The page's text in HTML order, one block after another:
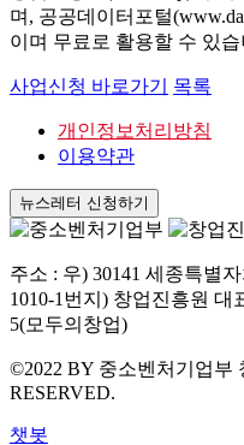
며, 공공데이터포털
이며 무료로 활용할 수 있습
사업신청 바로가기 목록
개인정보처리방침
이용약관
뉴스레터 신청하기
주소 : 우) 30141 세종특별
1010-1번지) 창업진흥원 대
5(모두의창업)
©2022 BY 중소벤처기업부
RESERVED.
챗봇